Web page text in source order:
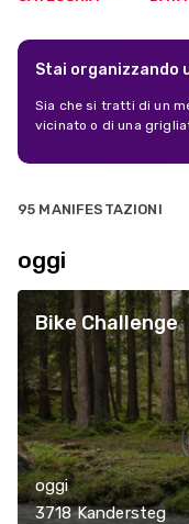
Stai organizzando
Sia che si tratti di un
vicinato o di una
95 MANIFESTAZIONI
oggi
Bike Challenge
oggi
3718 Kandersteg